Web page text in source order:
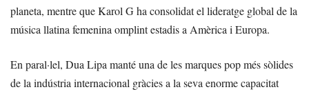
planeta, mentre que Karol G ha consolidat el lideratge global de la
música llatina femenina omplint estadis a Amèrica i Europa.
En paral·lel, Dua Lipa manté una de les marques pop més sòlides
de la indústria internacional gràcies a la seva enorme capacitat